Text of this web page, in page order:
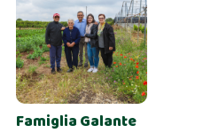
Famiglia Galante